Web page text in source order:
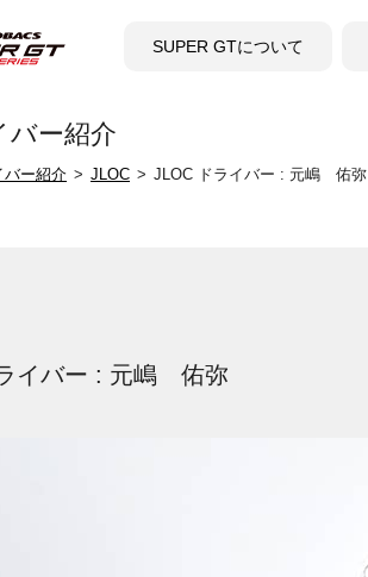
SUPER GTについて
バー紹介
バー紹介 JLOC JLOC ドライバー : 元嶋 佑弥
イバー : 元嶋 佑弥